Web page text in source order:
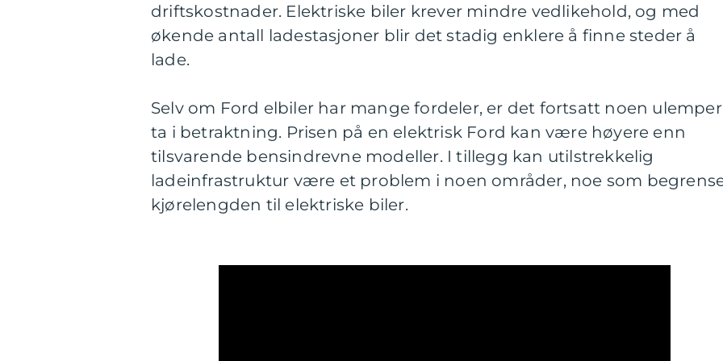
driftskostnader. Elektriske biler krever mindre vedlikehold, og med
økende antall ladestasjoner blir det stadig enklere å finne steder å
lade.
Selv om Ford elbiler har mange fordeler, er det fortsatt noen
ta i betraktning. Prisen på en elektrisk Ford kan være høyere enn
tilsvarende bensindrevne modeller. I tillegg kan utilstrekkelig
ladeinfrastruktur være et problem i noen områder, noe som
kjørelengden til elektriske biler.